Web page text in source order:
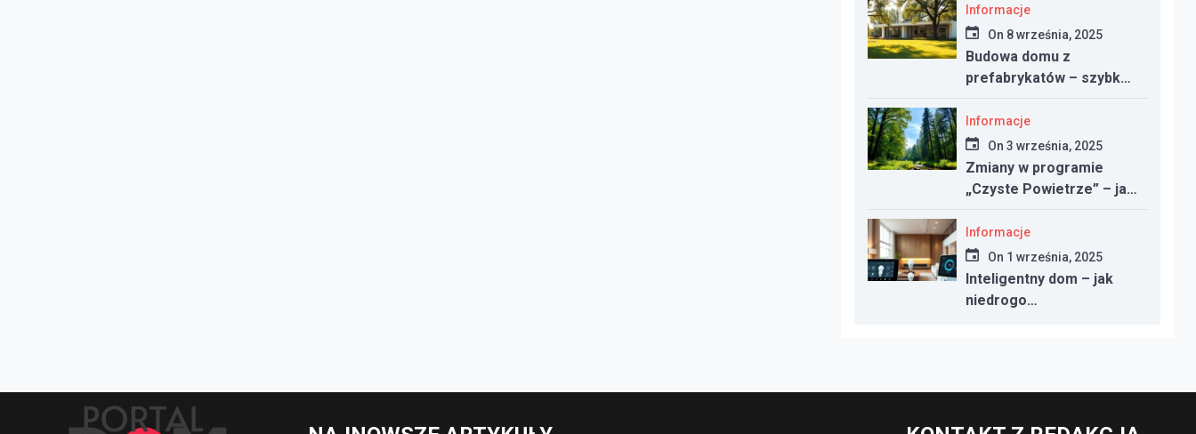
co uważać
Informacje
On 8 września, 2025
Budowa domu z
prefabrykatów – szybko,
nowocześnie i taniej?
Informacje
On 3 września, 2025
Zmiany w programie
„Czyste Powietrze” – jak
uzyskać dotację w 2025
roku
Informacje
On 1 września, 2025
Inteligentny dom – jak
niedrogo